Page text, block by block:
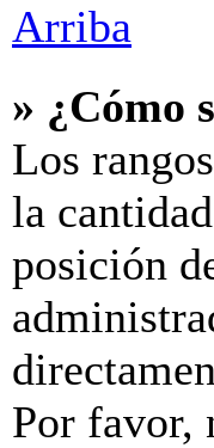
Arriba
» ¿Cómo
Los
la
posición
Por favor,